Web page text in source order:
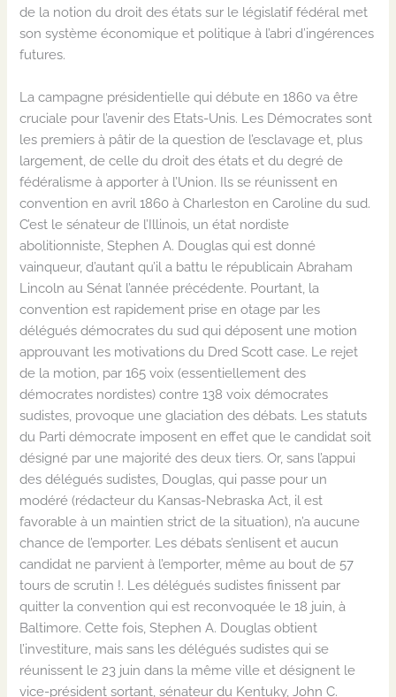
de la notion du droit des états sur le législatif fédéral met
son système économique et politique à l’abri d’ingérences
futures.
La campagne présidentielle qui débute en 1860 va être
cruciale pour l’avenir des Etats-Unis. Les Démocrates sont
les premiers à pâtir de la question de l’esclavage et, plus
largement, de celle du droit des états et du degré de
fédéralisme à apporter à l’Union. Ils se réunissent en
convention en avril 1860 à Charleston en Caroline du sud.
C’est le sénateur de l’Illinois, un état nordiste
abolitionniste, Stephen A. Douglas qui est donné
vainqueur, d’autant qu’il a battu le républicain Abraham
Lincoln au Sénat l’année précédente. Pourtant, la
convention est rapidement prise en otage par les
délégués démocrates du sud qui déposent une motion
approuvant les motivations du Dred Scott case. Le rejet
de la motion, par 165 voix (essentiellement des
démocrates nordistes) contre 138 voix démocrates
sudistes, provoque une glaciation des débats. Les statuts
du Parti démocrate imposent en effet que le candidat soit
désigné par une majorité des deux tiers. Or, sans l’appui
des délégués sudistes, Douglas, qui passe pour un
modéré (rédacteur du Kansas-Nebraska Act, il est
favorable à un maintien strict de la situation), n’a aucune
chance de l’emporter. Les débats s’enlisent et aucun
candidat ne parvient à l’emporter, même au bout de 57
tours de scrutin !. Les délégués sudistes finissent par
quitter la convention qui est reconvoquée le 18 juin, à
Baltimore. Cette fois, Stephen A. Douglas obtient
l’investiture, mais sans les délégués sudistes qui se
réunissent le 23 juin dans la même ville et désignent le
vice-président sortant, sénateur du Kentuky, John C.